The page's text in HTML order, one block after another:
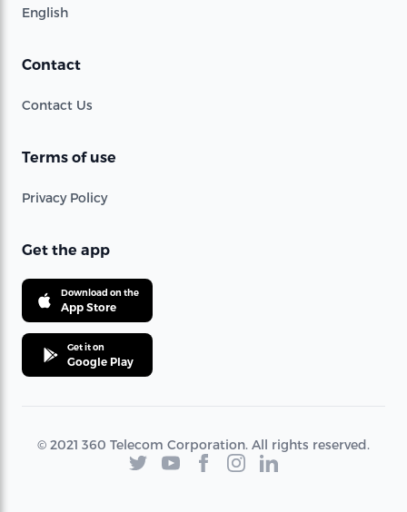
English
Contact
Contact Us
Terms of use
Privacy Policy
Get the app
Download on the
App Store
Get it on
Google Play
© 2021 360 Telecom Corporation. All rights reserved.